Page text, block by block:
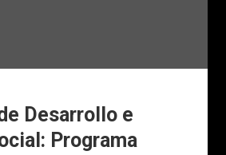
Desarrollo e
Programa